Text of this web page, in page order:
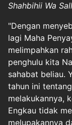
Shahbihii Wa
"Dengan
lagi Maha
melimpahkan
penghulu kita
sahabat beliau.
tahun ini
melakukannya,
Engkau tidak
melupakannya